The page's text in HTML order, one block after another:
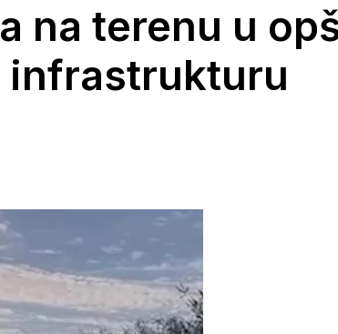
na terenu u
infrastrukturu